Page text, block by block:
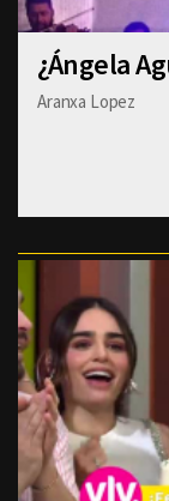
¿Ángela
Aranxa Lopez